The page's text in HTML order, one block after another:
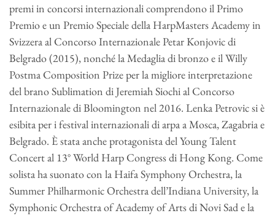
premi in concorsi internazionali comprendono il Primo
Premio e un Premio Speciale della HarpMasters Academy in
Svizzera al Concorso Internazionale Petar Konjovic di
Belgrado (2015), nonché la Medaglia di bronzo e il Willy
Postma Composition Prize per la migliore interpretazione
del brano Sublimation di Jeremiah Siochi al Concorso
Internazionale di Bloomington nel 2016. Lenka Petrovic si è
esibita per i festival internazionali di arpa a Mosca, Zagabria e
Belgrado. È stata anche protagonista del Young Talent
Concert al 13° World Harp Congress di Hong Kong. Come
solista ha suonato con la Haifa Symphony Orchestra, la
Summer Philharmonic Orchestra dell’Indiana University, la
Symphonic Orchestra of Academy of Arts di Novi Sad e la